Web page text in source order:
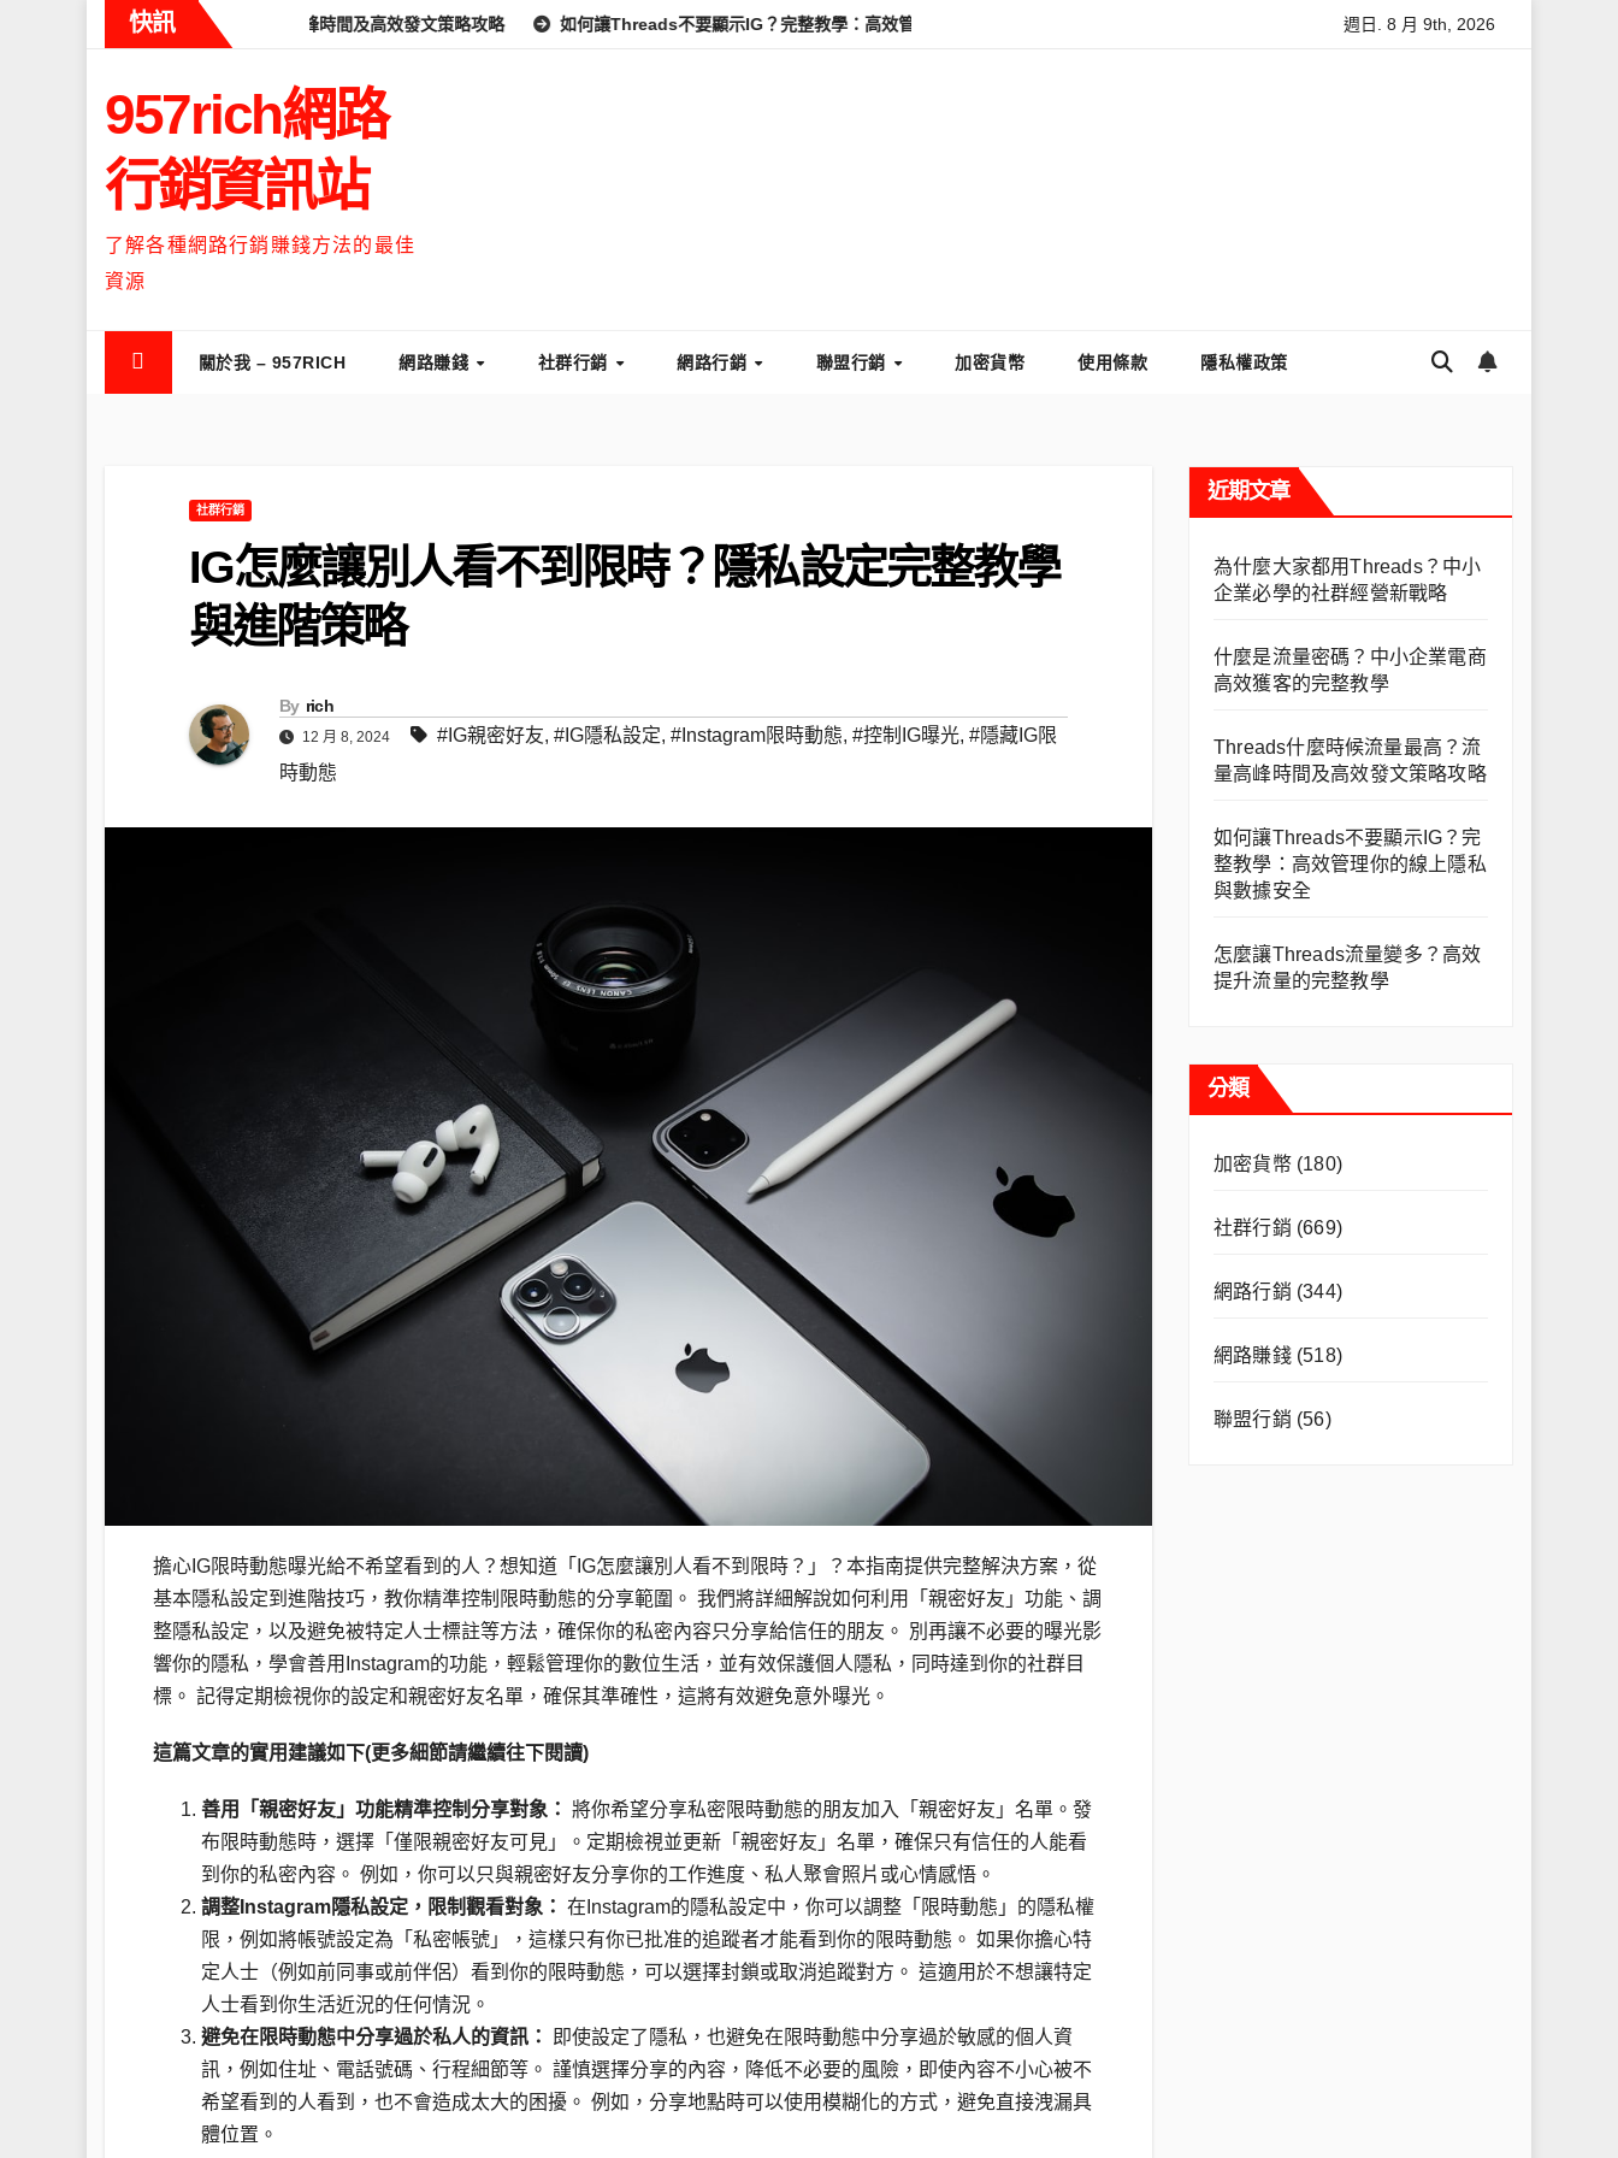
快訊
麼時候流量最高？流量高峰時間及高效發文策略攻略 如何讓Threads不要顯示IG？完整教學：高效管理你的線上隱私與數據安全 怎麼讓Threads流量變多？高效提升流量的完整教學
週日. 8 月 9th, 2026
957rich網路
行銷資訊站
了解各種網路行銷賺錢方法的最佳
資源
關於我 – 957RICH 網路賺錢 社群行銷 網路行銷 聯盟行銷 加密貨幣 使用條款 隱私權政策
社群行銷
IG怎麼讓別人看不到限時？隱私設定完整教學
與進階策略
By rich
12 月 8, 2024 #IG親密好友, #IG隱私設定, #Instagram限時動態, #控制IG曝光, #隱藏IG限
時動態
擔心IG限時動態曝光給不希望看到的人？想知道「IG怎麼讓別人看不到限時？」？本指南提供完整解決方案，從
基本隱私設定到進階技巧，教你精準控制限時動態的分享範圍。 我們將詳細解說如何利用「親密好友」功能、調
整隱私設定，以及避免被特定人士標註等方法，確保你的私密內容只分享給信任的朋友。 別再讓不必要的曝光影
響你的隱私，學會善用Instagram的功能，輕鬆管理你的數位生活，並有效保護個人隱私，同時達到你的社群目
標。 記得定期檢視你的設定和親密好友名單，確保其準確性，這將有效避免意外曝光。
這篇文章的實用建議如下(更多細節請繼續往下閱讀)
善用「親密好友」功能精準控制分享對象： 將你希望分享私密限時動態的朋友加入「親密好友」名單。發
布限時動態時，選擇「僅限親密好友可見」。定期檢視並更新「親密好友」名單，確保只有信任的人能看
到你的私密內容。 例如，你可以只與親密好友分享你的工作進度、私人聚會照片或心情感悟。
調整Instagram隱私設定，限制觀看對象： 在Instagram的隱私設定中，你可以調整「限時動態」的隱私權
限，例如將帳號設定為「私密帳號」，這樣只有你已批准的追蹤者才能看到你的限時動態。 如果你擔心特
定人士（例如前同事或前伴侶）看到你的限時動態，可以選擇封鎖或取消追蹤對方。 這適用於不想讓特定
人士看到你生活近況的任何情況。
避免在限時動態中分享過於私人的資訊：
即使設定了隱私，也避免在限時動態中分享過於敏感的個人資
訊，例如住址、電話號碼、行程細節等。 謹慎選擇分享的內容，降低不必要的風險，即使內容不小心被不
希望看到的人看到，也不會造成太大的困擾。 例如，分享地點時可以使用模糊化的方式，避免直接洩漏具
體位置。
近期文章
為什麼大家都用Threads？中小
企業必學的社群經營新戰略
什麼是流量密碼？中小企業電商
高效獲客的完整教學
Threads什麼時候流量最高？流
量高峰時間及高效發文策略攻略
如何讓Threads不要顯示IG？完
整教學：高效管理你的線上隱私
與數據安全
怎麼讓Threads流量變多？高效
提升流量的完整教學
分類
加密貨幣(180)
社群行銷 (669)
網路行銷 (344)
網路賺錢(518)
聯盟行銷 (56)